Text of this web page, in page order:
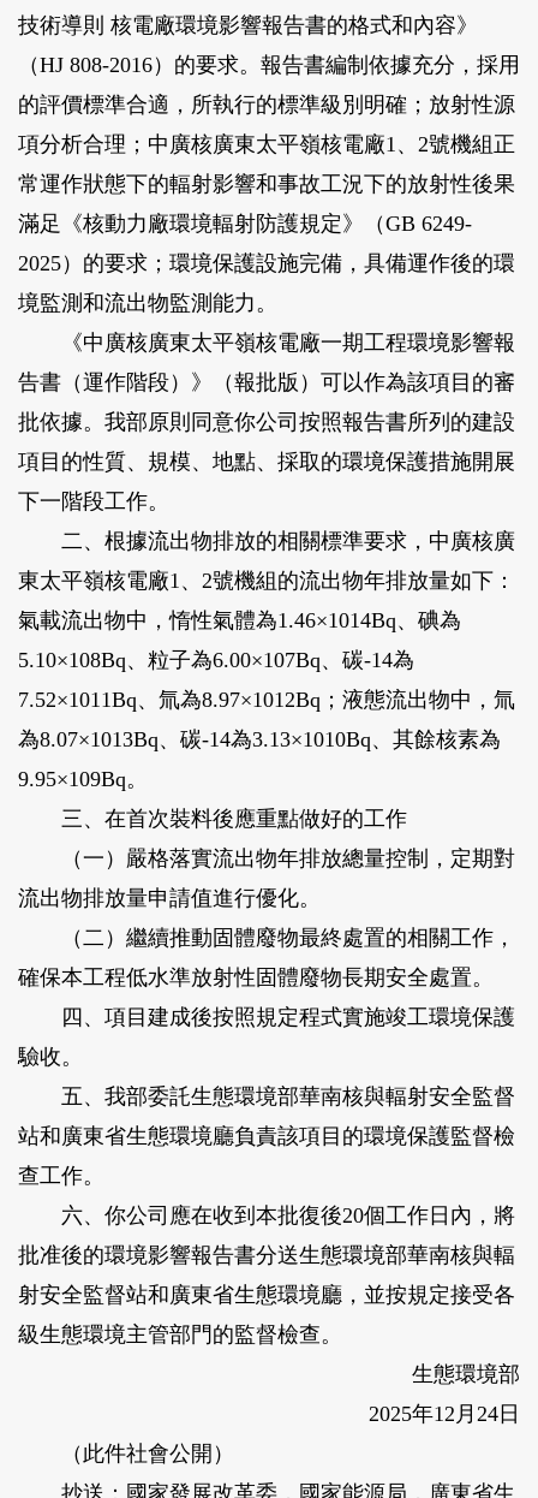
技術導則 核電廠環境影響報告書的格式和內容》
（HJ 808-2016）的要求。報告書編制依據充分，採用
的評價標準合適，所執行的標準級別明確；放射性源
項分析合理；中廣核廣東太平嶺核電廠1、2號機組正
常運作狀態下的輻射影響和事故工況下的放射性後果
滿足《核動力廠環境輻射防護規定》（GB 6249-
2025）的要求；環境保護設施完備，具備運作後的環
境監測和流出物監測能力。
《中廣核廣東太平嶺核電廠一期工程環境影響報
告書（運作階段）》（報批版）可以作為該項目的審
批依據。我部原則同意你公司按照報告書所列的建設
項目的性質、規模、地點、採取的環境保護措施開展
下一階段工作。
二、根據流出物排放的相關標準要求，中廣核廣
東太平嶺核電廠1、2號機組的流出物年排放量如下：
氣載流出物中，惰性氣體為1.46×1014Bq、碘為
5.10×108Bq、粒子為6.00×107Bq、碳-14為
7.52×1011Bq、氚為8.97×1012Bq；液態流出物中，氚
為8.07×1013Bq、碳-14為3.13×1010Bq、其餘核素為
9.95×109Bq。
三、在首次裝料後應重點做好的工作
（一）嚴格落實流出物年排放總量控制，定期對
流出物排放量申請值進行優化。
（二）繼續推動固體廢物最終處置的相關工作，
確保本工程低水準放射性固體廢物長期安全處置。
四、項目建成後按照規定程式實施竣工環境保護
驗收。
五、我部委託生態環境部華南核與輻射安全監督
站和廣東省生態環境廳負責該項目的環境保護監督檢
查工作。
六、你公司應在收到本批復後20個工作日內，將
批准後的環境影響報告書分送生態環境部華南核與輻
射安全監督站和廣東省生態環境廳，並按規定接受各
級生態環境主管部門的監督檢查。
生態環境部
2025年12月24日
（此件社會公開）